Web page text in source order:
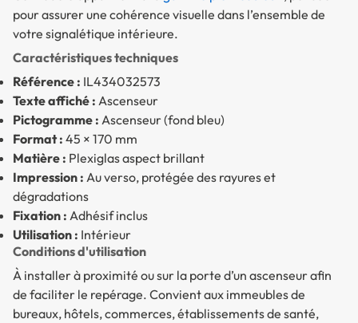
pour assurer une cohérence visuelle dans l’ensemble de
votre signalétique intérieure.
Caractéristiques techniques
Référence : IL434032573
Texte affiché : Ascenseur
Pictogramme : Ascenseur (fond bleu)
Format : 45 × 170 mm
Matière : Plexiglas aspect brillant
Impression : Au verso, protégée des rayures et
dégradations
Fixation : Adhésif inclus
Utilisation : Intérieur
Conditions d'utilisation
À installer à proximité ou sur la porte d’un ascenseur afin
de faciliter le repérage. Convient aux immeubles de
bureaux, hôtels, commerces, établissements de santé,